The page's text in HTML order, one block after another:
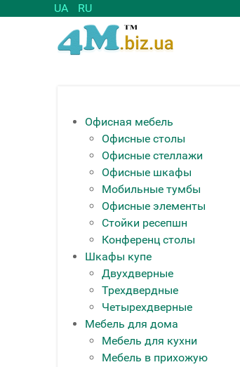
UA RU
Офисная мебель
Офисные столы
Офисные стеллажи
Офисные шкафы
Мобильные тумбы
Офисные элементы
Стойки ресепшн
Конференц столы
Шкафы купе
Двухдверные
Трехдвердные
Четырехдверные
Мебель для дома
Мебель для кухни
Мебель в прихожую